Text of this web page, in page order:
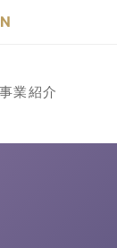
事業紹介